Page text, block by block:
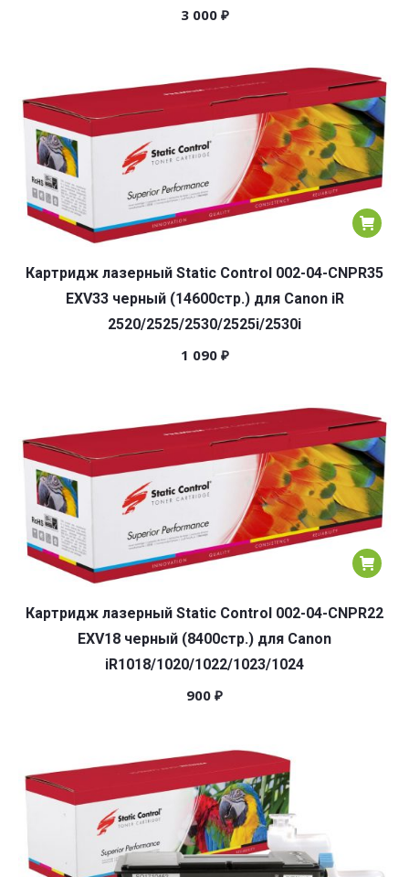
3 000 ₽
Картридж лазерный Static Control 002-04-CNPR35
EXV33 черный (14600стр.) для Canon iR
2520/2525/2530/2525i/2530i
1 090 ₽
Картридж лазерный Static Control 002-04-CNPR22
EXV18 черный (8400стр.) для Canon
iR1018/1020/1022/1023/1024
900 ₽